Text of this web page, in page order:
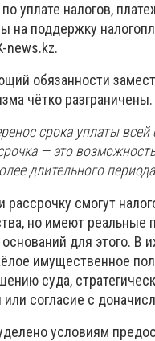
уплате налогов,
на поддержку
news.kz.
обязанности
чётко разграничены.
срока уплаты
— это
длительного
рассрочку смогут
но имеют реальные
для этого.
имущественное
суда,
или согласие с
условиям